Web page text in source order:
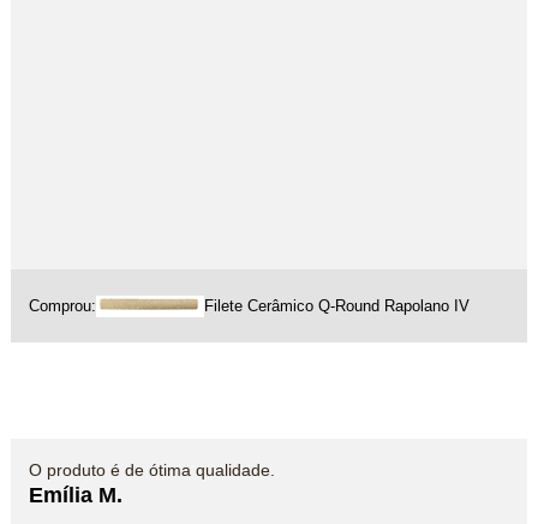
Comprou: Filete Cerâmico Q-Round Rapolano IV
O produto é de ótima qualidade.
Emília M.